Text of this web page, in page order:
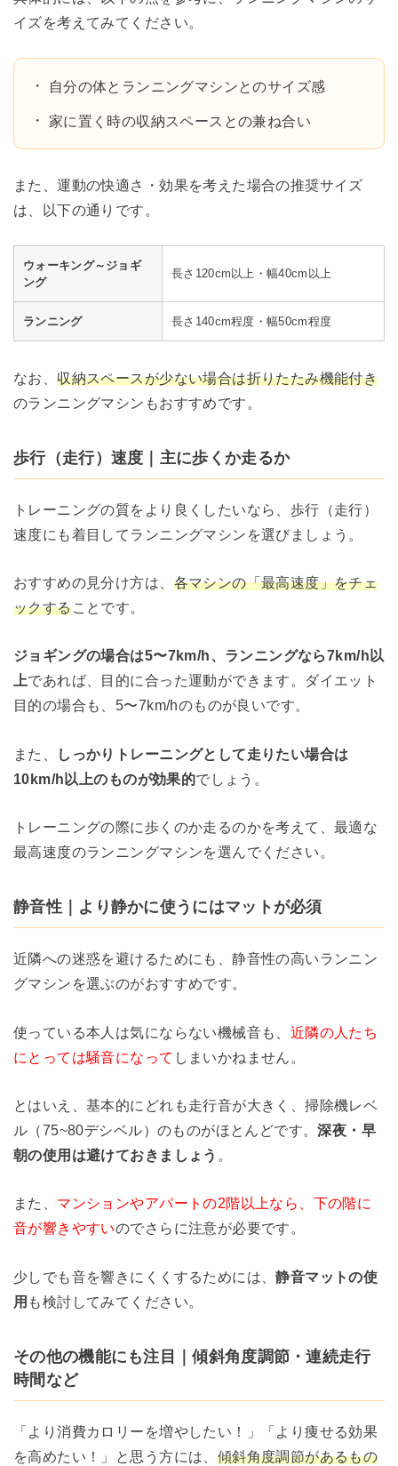
イズを考えてみてください。
自分の体とランニングマシンとのサイズ感
家に置く時の収納スペースとの兼ね合い
また、運動の快適さ・効果を考えた場合の推奨サイズ
は、以下の通りです。
ウォーキング～ジョギ
ング
長さ120cm以上・幅40cm以上
ランニング 長さ140cm程度・幅50cm程度
なお、収納スペースが少ない場合は折りたたみ機能付き
のランニングマシンもおすすめです。
歩行（走行）速度｜主に歩くか走るか
トレーニングの質をより良くしたいなら、歩行（走行）
速度にも着目してランニングマシンを選びましょう。
おすすめの見分け方は、 各マシンの「最高速度」をチェ
ックすることです。
ジョギングの場合は5〜7km/h、ランニングなら7km/h以
上であれば、目的に合った運動ができます。ダイエット
目的の場合も、5〜7km/hのものが良いです。
また、
しっかりトレーニングとして走りたい場合は
10km/h以上のものが効果的でしょう。
トレーニングの際に歩くのか走るのかを考えて、最適な
最高速度のランニングマシンを選んでください。
静音性｜より静かに使うにはマットが必須
近隣への迷惑を避けるためにも、静音性の高いランニン
グマシンを選ぶのがおすすめです。
使っている本人は気にならない機械音も、 近隣の人たち
にとっては騒音になって しまいかねません。
とはいえ、基本的にどれも走行音が大きく、掃除機レベ
ル（75~80デシベル）のものがほとんどです。深夜・早
朝の使用は避けておきましょう 。
また、 マンションやアパートの2階以上なら、下の階に
音が響きやすいのでさらに注意が必要です。
少しでも音を響きにくくするためには、静音マットの使
用 も検討してみてください。
その他の機能にも注目｜傾斜角度調節・連続走行
時間など
「より消費カロリーを増やしたい！」「より痩せる効果
を高めたい！」と思う方には、 傾斜角度調節があるもの